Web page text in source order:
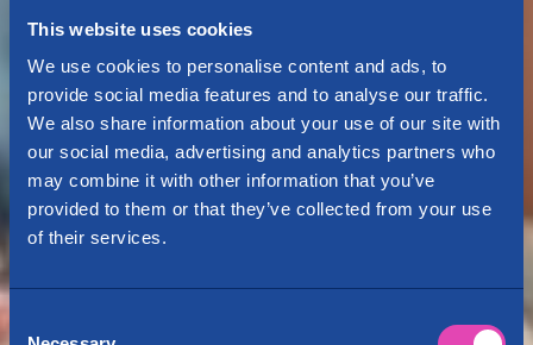
This website uses cookies
We use cookies to personalise content and ads, to
provide social media features and to analyse our traffic.
We also share information about your use of our site with
our social media, advertising and analytics partners who
may combine it with other information that you’ve
provided to them or that they’ve collected from your use
of their services.